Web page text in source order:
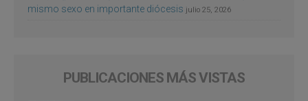
mismo sexo en importante diócesis julio 25, 2026
PUBLICACIONES MÁS VISTAS